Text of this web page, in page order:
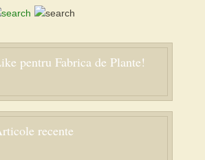
pentru Fabrica de Plante!
recente